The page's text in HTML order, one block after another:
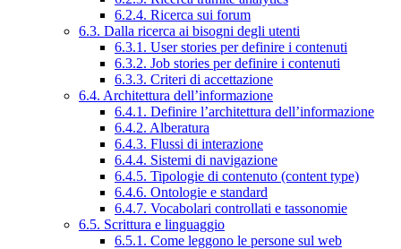
6.2.4. Ricerca sui forum
6.3. Dalla ricerca ai bisogni degli utenti
6.3.1. User stories per definire i contenuti
6.3.2. Job stories per definire i contenuti
6.3.3. Criteri di accettazione
6.4. Architettura dell’informazione
6.4.1. Definire l’architettura dell’informazione
6.4.2. Alberatura
6.4.3. Flussi di interazione
6.4.4. Sistemi di navigazione
6.4.5. Tipologie di contenuto (content type)
6.4.6. Ontologie e standard
6.4.7. Vocabolari controllati e tassonomie
6.5. Scrittura e linguaggio
6.5.1. Come leggono le persone sul web